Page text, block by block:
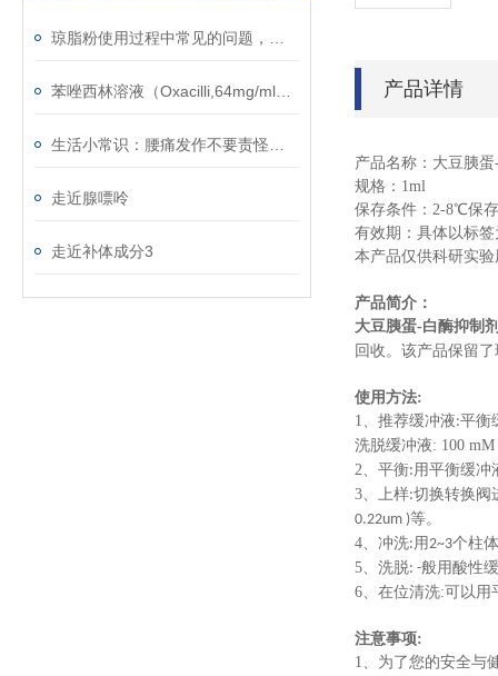
走近腺嘌呤
走近补体成分3
产品详情
产品名称：大豆胰
规格：1ml
保存条件：2-8℃保存
有效期：具体以标签
本产品仅供科研实
产品简介：
大豆胰蛋-白酶抑制
回收。该产品保留
使用方法:
1、推荐缓冲液:平衡
洗脱缓冲液: 100
2、平衡:用平衡缓冲
3、上样:切换转换阀
0.22um )等。
4、冲洗:用2~3个柱
5、洗脱: -般用酸性
6、 在位清洗:可以用
注意事项:
1、为了您的安全与